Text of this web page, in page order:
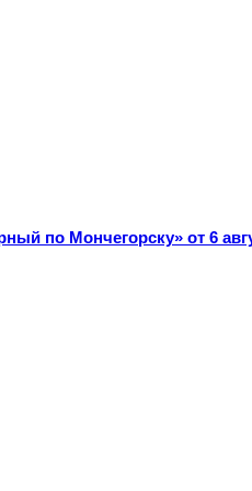
по Мончегорску» от 6